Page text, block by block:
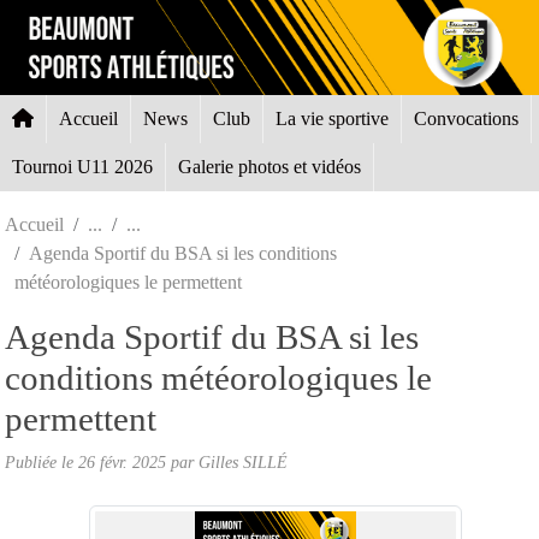
Accueil News Club La vie sportive Convocations
Tournoi U11 2026 Galerie photos et vidéos
Accueil
Agenda Sportif du BSA si les conditions
météorologiques le permettent
Agenda Sportif du BSA si les
conditions météorologiques le
permettent
Publiée le 26 févr. 2025 par Gilles SILLÉ
Panneau de gestion des cookies